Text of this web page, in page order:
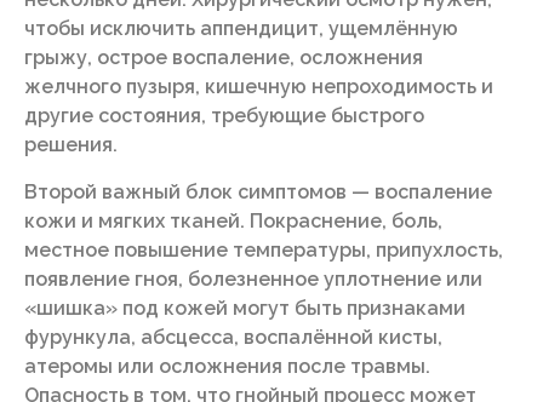
чтобы исключить аппендицит, ущемлённую
грыжу, острое воспаление, осложнения
желчного пузыря, кишечную непроходимость и
другие состояния, требующие быстрого
решения.
Второй важный блок симптомов — воспаление
кожи и мягких тканей. Покраснение, боль,
местное повышение температуры, припухлость,
появление гноя, болезненное уплотнение или
«шишка» под кожей могут быть признаками
фурункула, абсцесса, воспалённой кисты,
атеромы или осложнения после травмы.
Опасность в том, что гнойный процесс может